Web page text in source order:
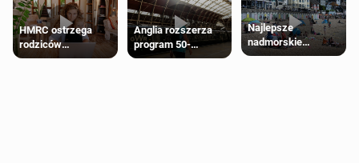
HMRC ostrzega
rodziców
pobierających Child
Anglia rozszerza
program 50-
procentowych
Najlepsze
nadmorskie
miasteczko blisko